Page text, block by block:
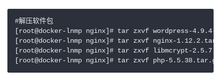
#解压软件包
[root@docker-lnmp nginx]# tar zxvf wordpress-4.9.4-
[root@docker-lnmp nginx]# tar zxvf nginx-
[root@docker-lnmp nginx]# tar zxvf libmcrypt-